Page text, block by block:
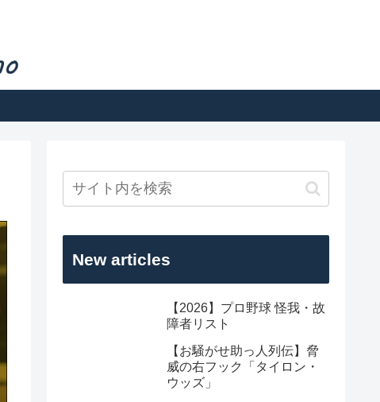
New articles
【2026】プロ野球 怪我・故
障者リスト
【お騒がせ助っ人列伝】脅
威の右フック「タイロン・
ウッズ」